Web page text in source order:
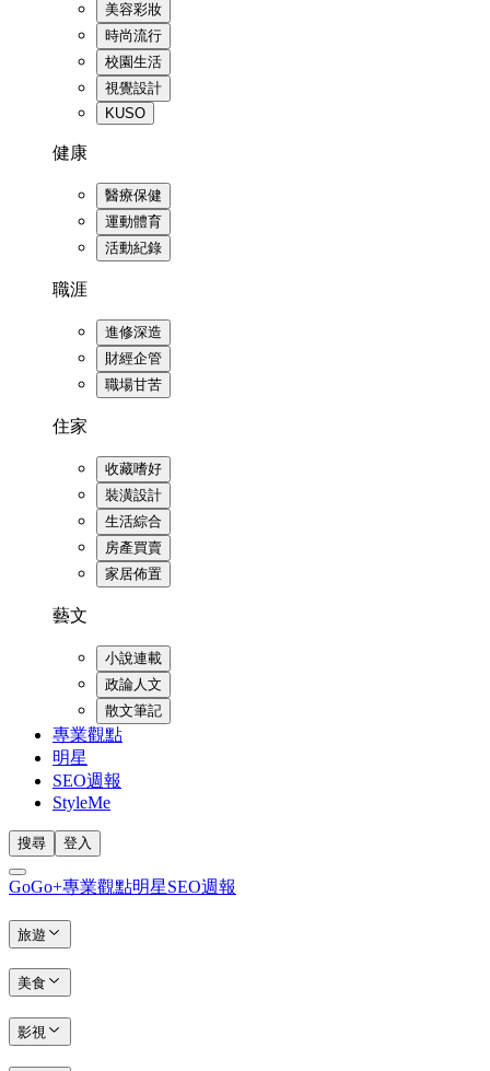
美容彩妝
時尚流行
校園生活
視覺設計
KUSO
健康
醫療保健
運動體育
活動紀錄
職涯
進修深造
財經企管
職場甘苦
住家
收藏嗜好
裝潢設計
生活綜合
房產買賣
家居佈置
藝文
小說連載
政論人文
散文筆記
專業觀點
明星
SEO週報
StyleMe
搜尋 登入
GoGo+專業觀點明星SEO週報
旅遊
美食
影視